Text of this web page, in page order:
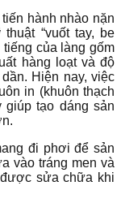
hành nhào nặn
“vuốt tay, be
tiếng của làng gốm
hàng loạt và độ
Hiện nay, việc
in (khuôn thạch
giúp tạo dáng sản
đi phơi để sản
vào tráng men và
sửa chữa khi